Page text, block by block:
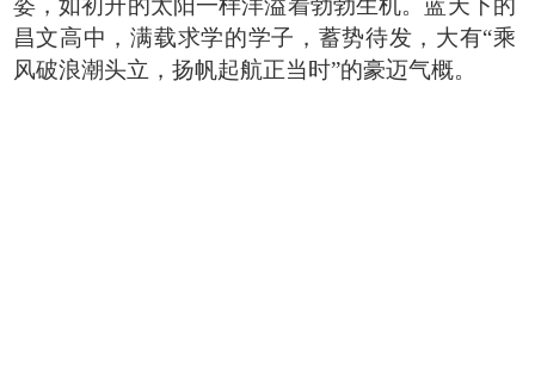
姿，如初升的太阳一样洋溢着勃勃生机。蓝天下的
昌文高中，满载求学的学子，蓄势待发，大有“乘
风破浪潮头立，扬帆起航正当时”的豪迈气概。